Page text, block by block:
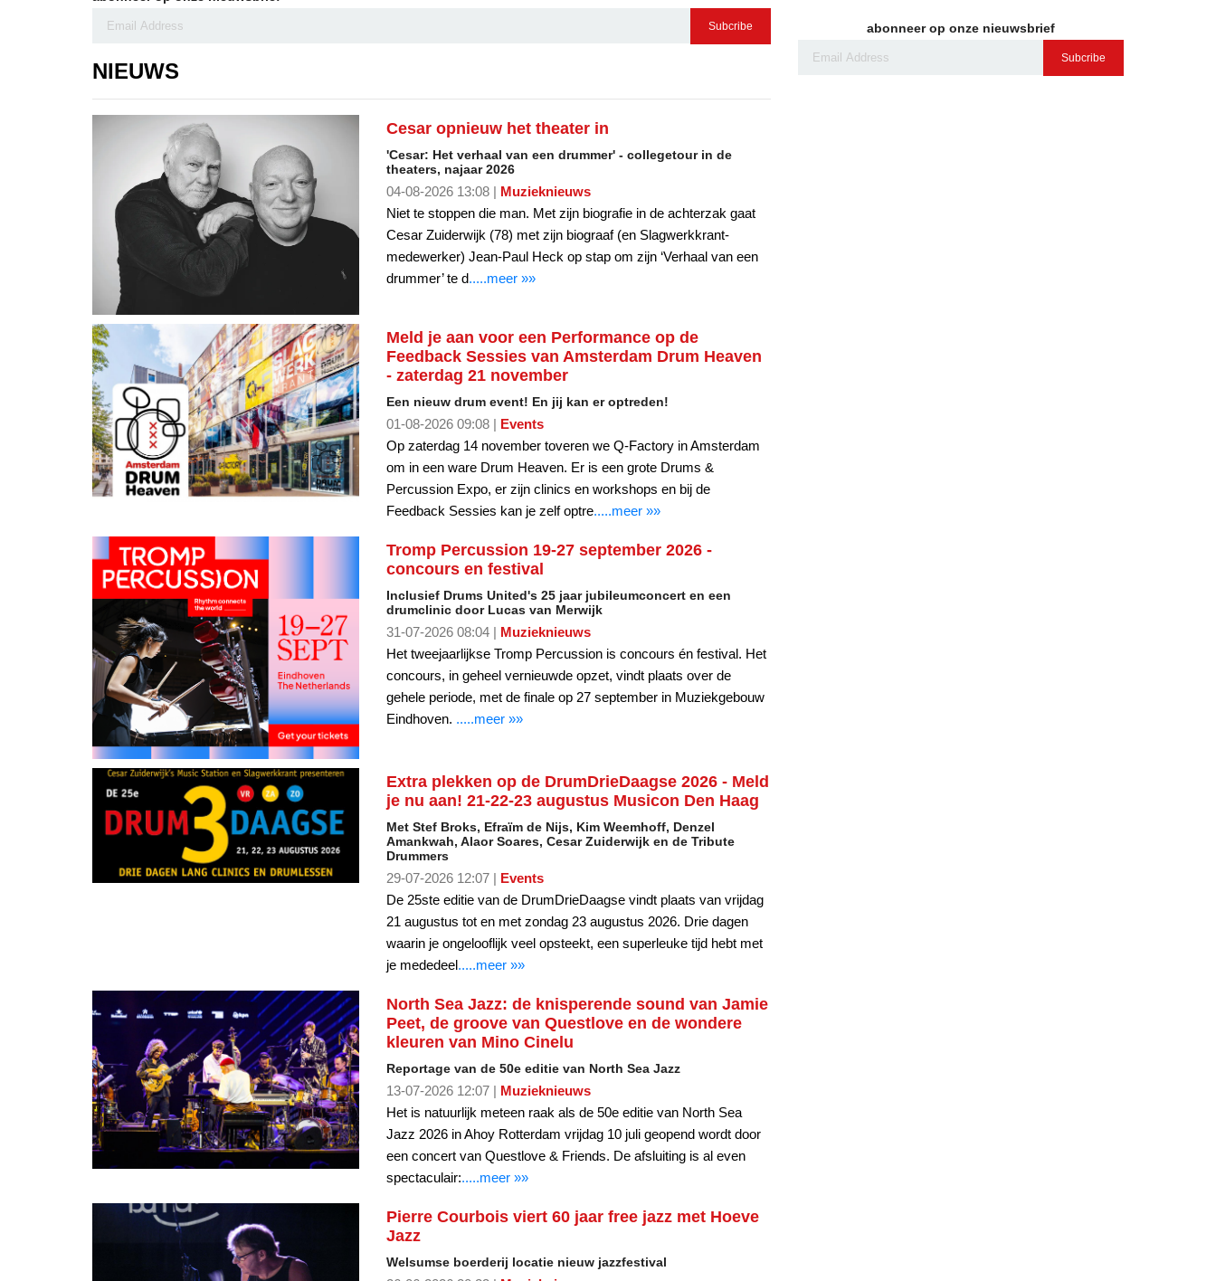
NIEUWS
'Cesar: Het verhaal van een drummer' - collegetour in de
04-08-2026 13:08 |Muzieknieuws
Niet te stoppen die man. Met zijn biografie in de achterzak gaat
Cesar Zuiderwijk (78) met zijn biograaf (en Slagwerkkrant-
medewerker) Jean-Paul Heck op stap om zijn ‘Verhaal van een
drummer’ te d.....meer »»
Meld je aan voor een Performance op de
Een nieuw drum event! En jij kan er optreden!
01-08-2026 09:08 | Events
om in een ware Drum Heaven. Er is een grote Drums &
Percussion Expo, er zijn clinics en workshops en bij de
Feedback Sessies kan je zelf optre .....meer »»
Tromp Percussion 19-27 september 2026 -
concours en festival
drumclinic door Lucas van Merwijk
31-07-2026 08:04 |Muzieknieuws
Het tweejaarlijkse Tromp Percussion is concours én festival. Het
concours, in geheel vernieuwde opzet, vindt plaats over de
gehele periode, met de finale op 27 september in Muziekgebouw
Eindhoven......meer »»
Extra plekken op de DrumDrieDaagse 2026 - Meld
Amankwah, Alaor Soares, Cesar Zuiderwijk en de Tribute
Drummers
29-07-2026 12:07 |Events
De 25ste editie van de DrumDrieDaagse vindt plaats van vrijdag
21 augustus tot en met zondag 23 augustus 2026. Drie dagen
waarin je ongelooflijk veel opsteekt, een superleuke tijd hebt met
je mededeel.....meer »»
North Sea Jazz: de knisperende sound van Jamie
Peet, de groove van Questlove en de wondere
Reportage van de 50e editie van North Sea Jazz
13-07-2026 12:07 |Muzieknieuws
Jazz 2026 in Ahoy Rotterdam vrijdag 10 juli geopend wordt door
een concert van Questlove & Friends. De afsluiting is al even
spectaculair:.....meer »»
Pierre Courbois viert 60 jaar free jazz met Hoeve
Jazz
26-06-2026 20:23 |
Muzieknieuws
speciaals plaats. Daar waar de muzikale 'anarchist' Pierre
abonneer op onze nieuwsbrief
Subcribe